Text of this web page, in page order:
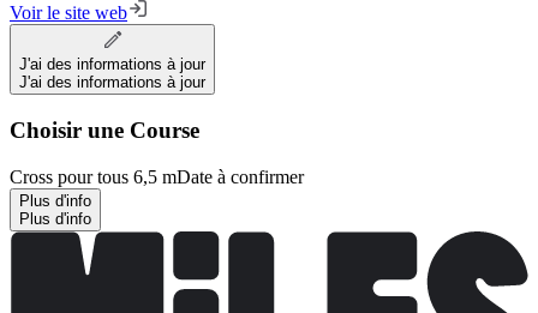
Voir le site web
J'ai des informations à jour
J'ai des informations à jour
Choisir une Course
Cross pour tous 6,5 mDate à confirmer
Plus d'info
Plus d'info